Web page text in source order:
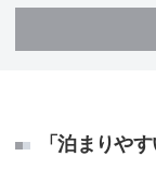
「泊まりや